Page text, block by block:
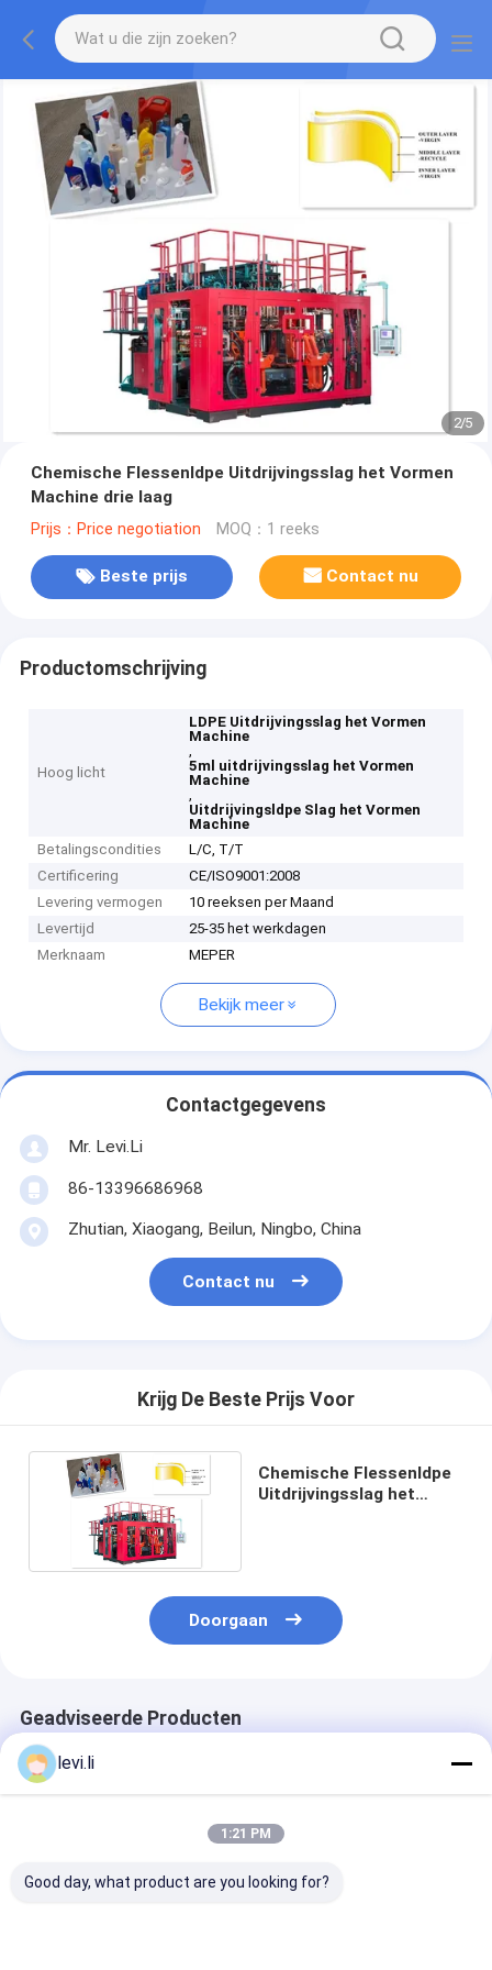
2/5
Chemische Flessenldpe Uitdrijvingsslag het Vormen
Machine drie laag
Prijs：Price negotiation MOQ：1 reeks
Beste prijs Contact nu
Productomschrijving
Hoog licht
LDPE Uitdrijvingsslag het Vormen
Machine
,
5ml uitdrijvingsslag het Vormen
Machine
,
Uitdrijvingsldpe Slag het Vormen
Machine
Betalingscondities
L/C, T/T
Certificering
CE/ISO9001:2008
Levering vermogen
10 reeksen per Maand
Levertijd
25-35 het werkdagen
Merknaam
MEPER
Bekijk meer
Contactgegevens
Mr. Levi.Li
86-13396686968
Zhutian, Xiaogang, Beilun, Ningbo, China
Contact nu
Krijg De Beste Prijs Voor
Chemische Flessenldpe
Uitdrijvingsslag het
Doorgaan
Geadviseerde Producten
levi.li
1:21 PM
Good day, what product are you looking for?